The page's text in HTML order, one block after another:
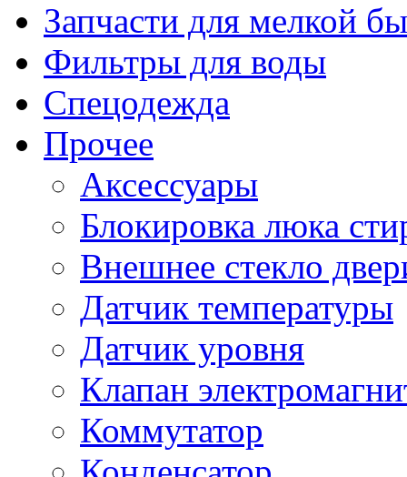
Запчасти для мелкой
Фильтры для воды
Спецодежда
Прочее
Аксессуары
Блокировка люка
Внешнее стекло
Датчик температуры
Датчик уровня
Клапан
Коммутатор